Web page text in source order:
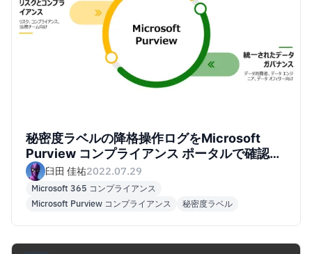
秘密度ラベルの降格操作ログをMicrosoft
Purview コンプライアンス ポータルで確認し
てみた臼田 佳祐2022.07.29
Microsoft 365 コンプライアンス
Microsoft Purview コンプライアンス
秘密度ラベル